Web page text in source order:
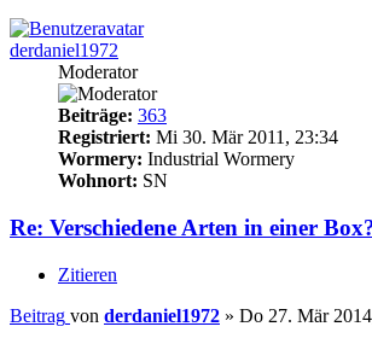
derdaniel1972
Moderator
Beiträge: 363
Registriert: Mi 30. Mär 2011, 23:34
Wormery: Industrial Wormery
Wohnort: SN
Re: Verschiedene Arten in einer
Zitieren
Beitrag von derdaniel1972 » Do 27. Mär